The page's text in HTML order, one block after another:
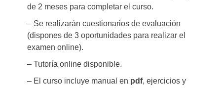
de 2 meses para completar el curso.
– Se realizarán cuestionarios de evaluación
(dispones de 3 oportunidades para realizar el
examen online).
– Tutoría online disponible.
– El curso incluye manual en pdf, ejercicios y